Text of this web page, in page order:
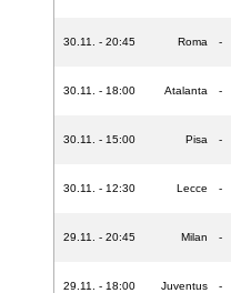
30.11. - 20:45 Roma -
30.11. - 18:00 Atalanta -
30.11. - 15:00 Pisa -
30.11. - 12:30 Lecce -
29.11. - 20:45 Milan -
29.11. - 18:00 Juventus -